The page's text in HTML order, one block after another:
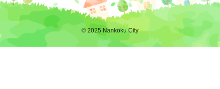
© 2025 Nankoku City